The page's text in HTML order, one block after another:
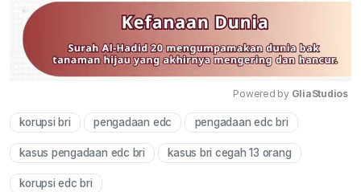
Mute
Powered by GliaStudios
korupsi bri pengadaan edc pengadaan edc bri
kasus pengadaan edc bri kasus bri cegah 13 orang
korupsi edc bri